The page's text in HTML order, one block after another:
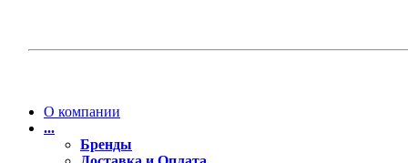
О компании
...
Бренды